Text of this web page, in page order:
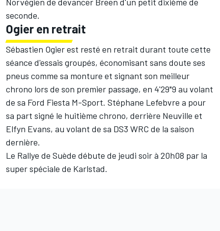
seconde.
Ogier en retrait
Sébastien Ogierest resté en retrait durant toute cette
séance d'essais groupés, économisant sans doute ses
pneus comme sa monture et signant son meilleur
chrono lors de son premier passage, en 4'29"9 au volant
de sa Ford Fiesta M-Sport. Stéphane Lefebvre a pour
sa part signé le huitième chrono, derrière Neuville et
Elfyn Evans, au volant de sa DS3 WRC de la saison
dernière.
Le Rallye de Suède débute de jeudi soir à 20h08 par la
super spéciale de Karlstad.